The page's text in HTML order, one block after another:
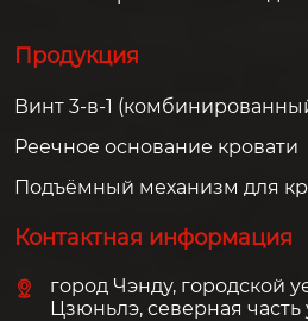
Продукция
Винт 3-в-1
Реечное основание кровати
Подъёмный механизм для
Контактная информация
город Чэнду, городской
Цзюньлэ, северная